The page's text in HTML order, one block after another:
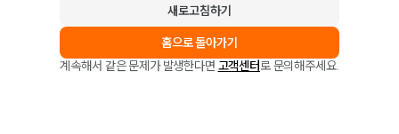
새로고침하기
홈으로 돌아가기
계속해서 같은 문제가 발생한다면 고객센터로 문의해주세요.